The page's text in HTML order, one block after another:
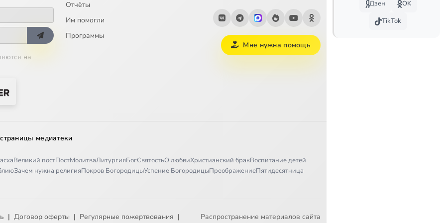
на
Отчёты
Им помогли
Программы
Мне нужна помощь
медиатеки
Великий постПостМолитваЛитургияБогСвятостьО любвиХристианский бракВоспитание детей
Зачем нужна религияПокров БогородицыУспение БогородицыПреображениеПятидесятница
| Договор оферты | Регулярные пожертвования | Распространение материалов сайта
Дзен
OK
TikTok